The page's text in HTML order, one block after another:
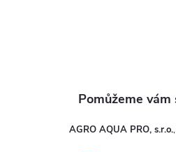
AGRO AQUA PRO, s.r.o.